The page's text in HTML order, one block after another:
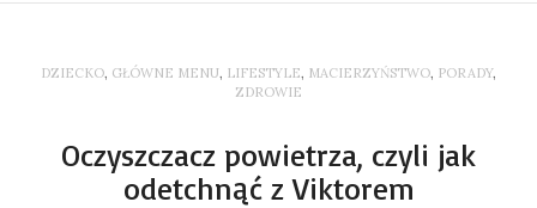
DZIECKO, GŁÓWNE MENU, LIFESTYLE, MACIERZYŃSTWO, PORADY,
ZDROWIE
Oczyszczacz powietrza, czyli jak
odetchnąć z Viktorem